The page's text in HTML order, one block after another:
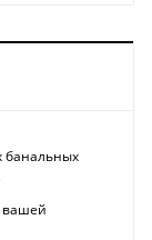
банальных
вашей